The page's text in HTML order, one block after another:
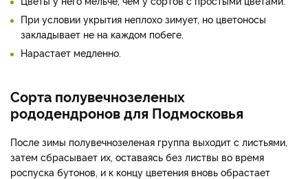
При условии укрытия неплохо зимует, но цветоносы
закладывает не на каждом побеге.
Нарастает медленно.
Сорта полувечнозеленых
рододендронов для Подмосковья
После зимы полувечнозеленая группа выходит с листьями,
затем сбрасывает их, оставаясь без листвы во время
роспуска бутонов, и к концу цветения вновь обрастает